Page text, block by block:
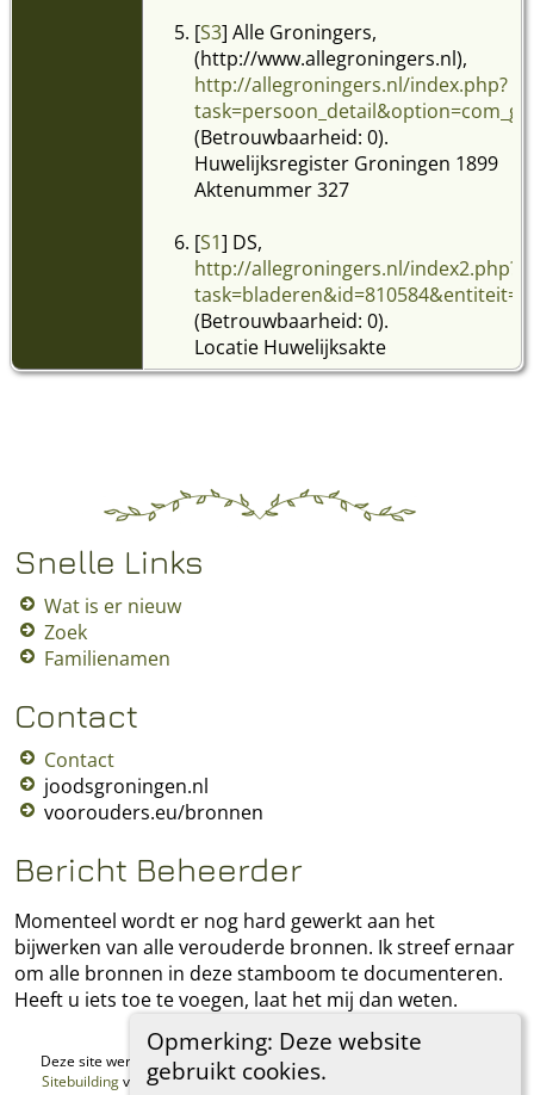
Opmerking: Deze website
gebruikt cookies.
[S3] Alle Groningers,
(http://www.allegroningers.nl),
http://allegroningers.nl/index.php?
(Betrouwbaarheid: 0).
Huwelijksregister Groningen 1899
Aktenummer 327
[S1] DS,
http://allegroningers.nl/index2.php?
(Betrouwbaarheid: 0).
Locatie Huwelijksakte
Snelle Links
Wat is er nieuw
Zoek
Familienamen
Contact
Contact
joodsgroningen.nl
voorouders.eu/bronnen
Bericht Beheerder
Momenteel wordt er nog hard gewerkt aan het
bijwerken van alle verouderde bronnen. Ik streef ernaar
om alle bronnen in deze stamboom te documenteren.
Heeft u iets toe te voegen, laat het mij dan weten.
Deze site werd aangemaakt doorThe Next Generation of Genealogy
Sitebuildingv. 15.0.1, geschreven door Darrin Lythgoe © 2001-2026.